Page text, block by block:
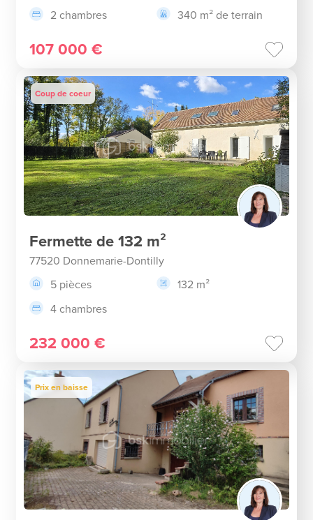
2 chambres
340 m² de terrain
107 000 €
Coup de coeur
Fermette de 132 m²
77520 Donnemarie-Dontilly
5 pièces
132 m²
4 chambres
232 000 €
Prix en baisse